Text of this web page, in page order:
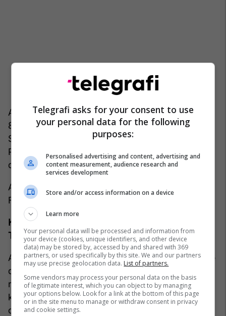
Albin Kurti: Pra, mbaj mend në fund të viteve të
80-ave talibanët në Afganistan merrnin armë nga
SHBA për të dëbuar Bashkimin Sovjetik, e dini.
Pra, edhe talebanët po merrnin shumë pajisje
derisa e dëbuan Bashkimin Sovjetik.
Albin Kurti: Dhe tani Ukraina duhet të dëbojë
Federatën Ruse.
Komedianët: Pra, ju krahasoni Ukrainën dhe
Talibanët, apo jo?
Albin Kurti: Jo, jo. Jo, jo, nuk po i krahasoj këto të
dyja. Unë thjesht po them se është shumë e
rëndësishme të kemi një armë të sofistikuar
kundër Rusisë. Dhe unë po them vetëm se edhe
organizata e tmerrshme militante e talebanëve, e
Telegrafi asks for your consent to use
your personal data for the following
purposes:
Personalised advertising and content, advertising and
content measurement, audience research and
services development
Store and/or access information on a device
Learn more
Your personal data will be processed and information from
your device (cookies, unique identifiers, and other device
data) may be stored by, accessed by and shared with 369
partners, or used specifically by this site. We and our partners
may use precise geolocation data. List of partners.
Some vendors may process your personal data on the basis
of legitimate interest, which you can object to by managing
your options below. Look for a link at the bottom of this page
or in the site menu to manage or withdraw consent in privacy
and cookie settings.